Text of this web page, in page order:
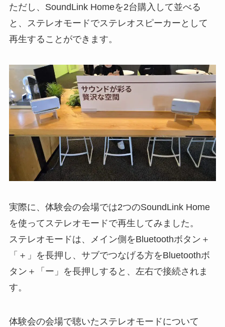
ただし、SoundLink Homeを2台購入して並べる
と、ステレオモードでステレオスピーカーとして
再生することができます。
実際に、体験会の会場では2つのSoundLink Home
を使ってステレオモードで再生してみました。
ステレオモードは、メイン側をBluetoothボタン＋
「＋」を長押し、サブでつなげる方をBluetoothボ
タン＋「ー」を長押しすると、左右で接続されま
す。
体験会の会場で聴いたステレオモードについて